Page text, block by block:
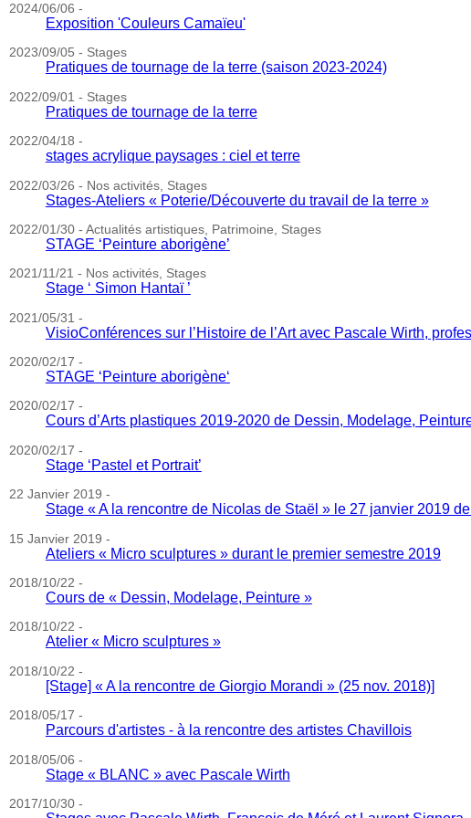
2024/06/06 -
Exposition 'Couleurs Camaïeu'
2023/09/05 - Stages
Pratiques de tournage de la terre (saison 2023-2024)
2022/09/01 - Stages
Pratiques de tournage de la terre
2022/04/18 -
stages acrylique paysages : ciel et terre
2022/03/26 - Nos activités, Stages
Stages-Ateliers « Poterie/Découverte du travail de la terre »
2022/01/30 - Actualités artistiques, Patrimoine, Stages
STAGE ‘Peinture aborigène’
2021/11/21 - Nos activités, Stages
Stage ‘ Simon Hantaï ’
2021/05/31 -
VisioConférences sur l’Histoire de l’Art avec Pascale Wirth,
2020/02/17 -
STAGE ‘Peinture aborigène‘
2020/02/17 -
Cours d’Arts plastiques 2019-2020 de Dessin, Modelage,
2020/02/17 -
Stage ‘Pastel et Portrait’
22 Janvier 2019 -
Stage « A la rencontre de Nicolas de Staël » le 27 janvier 2019
15 Janvier 2019 -
Ateliers « Micro sculptures » durant le premier semestre 2019
2018/10/22 -
Cours de « Dessin, Modelage, Peinture »
2018/10/22 -
Atelier « Micro sculptures »
2018/10/22 -
[Stage] « A la rencontre de Giorgio Morandi » (25 nov. 2018)]
2018/05/17 -
Parcours d'artistes - à la rencontre des artistes Chavillois
2018/05/06 -
Stage « BLANC » avec Pascale Wirth
2017/10/30 -